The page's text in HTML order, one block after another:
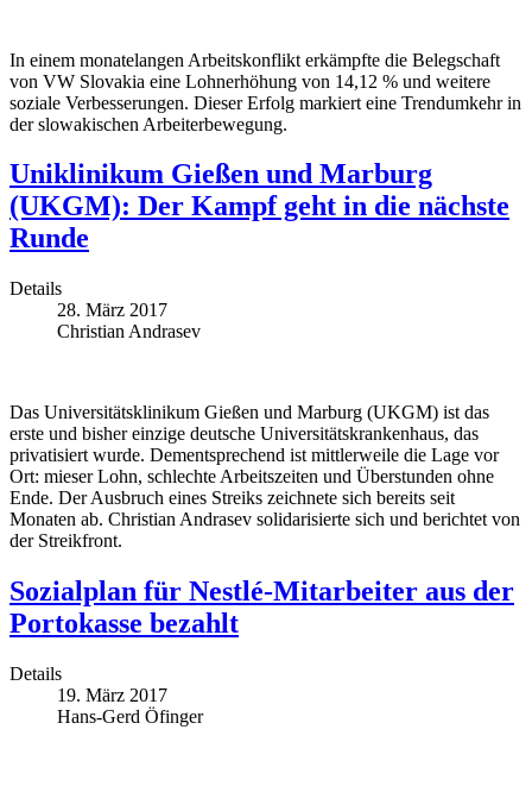
In einem monatelangen Arbeitskonflikt erkämpfte die Belegschaft
von VW Slovakia eine Lohnerhöhung von 14,12 % und weitere
soziale Verbesserungen. Dieser Erfolg markiert eine Trendumkehr in
der slowakischen Arbeiterbewegung.
Uniklinikum Gießen und Marburg
(UKGM): Der Kampf geht in die nächste
Runde
Details
28. März 2017
Christian Andrasev
Das Universitätsklinikum Gießen und Marburg (UKGM) ist das
erste und bisher einzige deutsche Universitätskrankenhaus, das
privatisiert wurde. Dementsprechend ist mittlerweile die Lage vor
Ort: mieser Lohn, schlechte Arbeitszeiten und Überstunden ohne
Ende. Der Ausbruch eines Streiks zeichnete sich bereits seit
Monaten ab. Christian Andrasev solidarisierte sich und berichtet von
der Streikfront.
Sozialplan für Nestlé-Mitarbeiter aus der
Portokasse bezahlt
Details
19. März 2017
Hans-Gerd Öfinger